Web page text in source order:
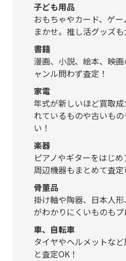
子ども用品
おもちゃやカード、ゲ
まかせ。推し活グッズも
書籍
漫画、小説、絵本、映
ャンル問わず査定！
家電
年式が新しいほど買取
れているものや古いも
い！
楽器
ピアノやギターをはじ
周辺機器もまとめて査定
骨董品
掛け軸や陶器、日本人
がわかりにくいものもプ
車、自転車
タイヤやヘルメットな
と査定OK！